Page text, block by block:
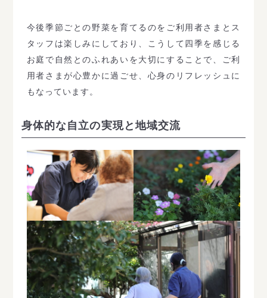
今後季節ごとの野菜を育てるのをご利用者さまとス
タッフは楽しみにしており、こうして四季を感じる
お庭で自然とのふれあいを大切にすることで、ご利
用者さまが心豊かに過ごせ、心身のリフレッシュに
もなっています。
身体的な自立の実現と地域交流